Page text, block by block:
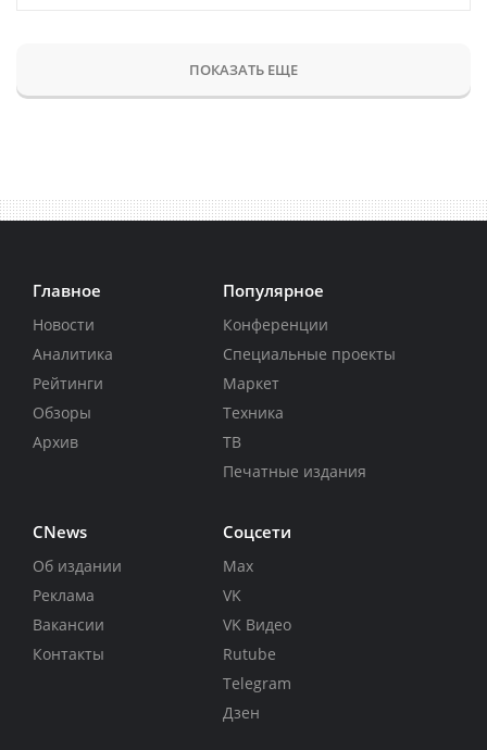
ПОКАЗАТЬ ЕЩЕ
Главное
Новости
Аналитика
Рейтинги
Обзоры
Архив
Популярное
Конференции
Специальные проекты
Маркет
Техника
ТВ
Печатные издания
CNews
Об издании
Реклама
Вакансии
Контакты
Соцсети
Max
VK
VK Видео
Rutube
Telegram
Дзен